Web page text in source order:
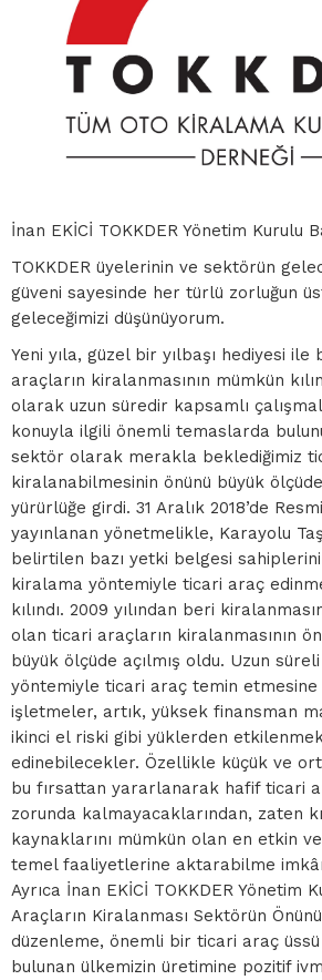
İnan EKİCİ TOKKDER Yönetim Kurulu
TOKKDER üyelerinin ve sektörün
güveni sayesinde her türlü zorluğun
geleceğimizi düşünüyorum.
Yeni yıla, güzel bir yılbaşı hediyesi ile
araçların kiralanmasının mümkün
olarak uzun süredir kapsamlı
konuyla ilgili önemli temaslarda
sektör olarak merakla beklediğimiz
kiralanabilmesinin önünü büyük
yürürlüğe girdi. 31 Aralık 2018’de
yayınlanan yönetmelikle, Karayolu
belirtilen bazı yetki belgesi
kiralama yöntemiyle ticari araç
kılındı. 2009 yılından beri
olan ticari araçların kiralanmasının
büyük ölçüde açılmış oldu. Uzun
yöntemiyle ticari araç temin etmesine
işletmeler, artık, yüksek finansman
ikinci el riski gibi yüklerden
edinebilecekler. Özellikle küçük ve
bu fırsattan yararlanarak hafif ticari
zorunda kalmayacaklarından, zaten
kaynaklarını mümkün olan en etkin
temel faaliyetlerine aktarabilme
Ayrıca İnan EKİCİ TOKKDER Yönetim
Araçların Kiralanması Sektörün
düzenleme, önemli bir ticari araç
bulunan ülkemizin üretimine pozitif